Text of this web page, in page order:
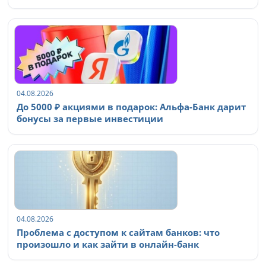
04.08.2026
До 5000 ₽ акциями в подарок: Альфа-Банк дарит
бонусы за первые инвестиции
04.08.2026
Проблема с доступом к сайтам банков: что
произошло и как зайти в онлайн-банк